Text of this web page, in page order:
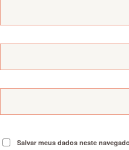
Salvar meus dados neste